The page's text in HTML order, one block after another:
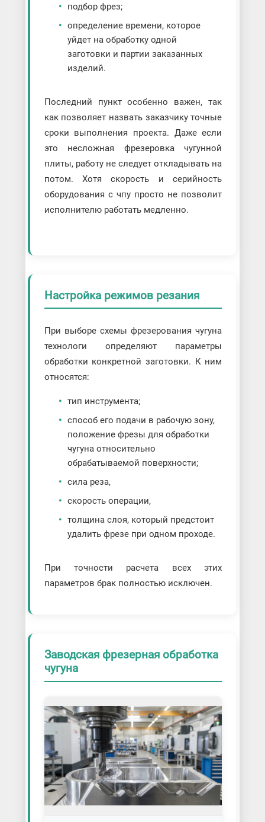
подбор фрез;
определение времени, которое
уйдет на обработку одной
заготовки и партии заказанных
изделий.
Последний пункт особенно важен, так
как позволяет назвать заказчику точные
сроки выполнения проекта. Даже если
это несложная фрезеровка чугунной
плиты, работу не следует откладывать на
потом. Хотя скорость и серийность
оборудования с чпу просто не позволит
исполнителю работать медленно.
Настройка режимов резания
При выборе схемы фрезерования чугуна
технологи определяют параметры
обработки конкретной заготовки. К ним
относятся:
тип инструмента;
способ его подачи в рабочую зону,
положение фрезы для обработки
чугуна относительно
обрабатываемой поверхности;
сила реза,
скорость операции,
толщина слоя, который предстоит
удалить фрезе при одном проходе.
При точности расчета всех этих
параметров брак полностью исключен.
Заводская фрезерная обработка
чугуна